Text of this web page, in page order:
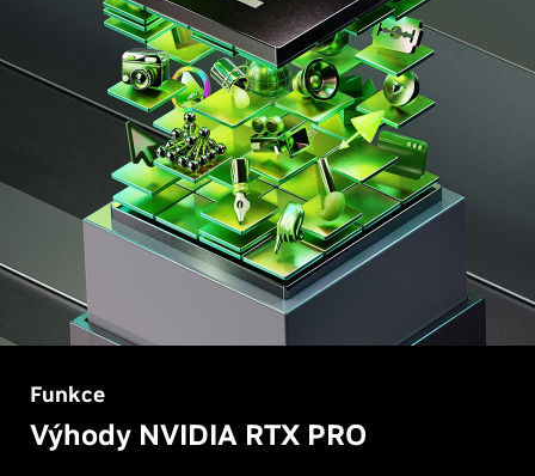
Funkce
Výhody NVIDIA RTX PRO